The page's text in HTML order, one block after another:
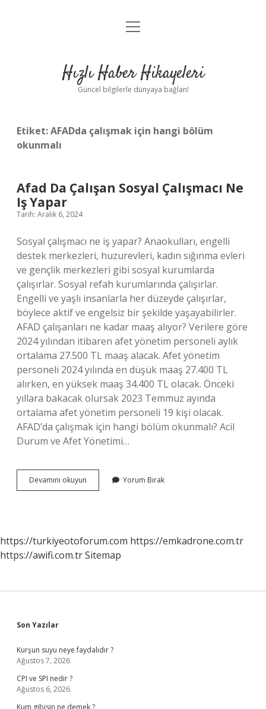
Anasayfa
Yasal Uyarı
menüyü
Hızlı Haber Hikayeleri
Güncel bilgilerle dünyaya bağlan!
Etiket:AFADda çalışmak için hangi bölüm
okunmalı
Afad Da Çalışan Sosyal Çalışmacı Ne
Iş Yapar
Tarih: Aralık 6, 2024
Sosyal çalışmacı ne iş yapar? Anaokulları, engelli
destek merkezleri, huzurevleri, kadın sığınma evleri
ve gençlik merkezleri gibi sosyal kurumlarda
çalışırlar. Sosyal refah kurumlarında çalışırlar.
Engelli ve yaşlı insanlarla her düzeyde çalışırlar,
böylece aktif ve engelsiz bir şekilde yaşayabilirler.
AFAD çalışanları ne kadar maaş alıyor? Verilere göre
2024 yılından itibaren afet yönetim personeli aylık
ortalama 27.500 TL maaş alacak. Afet yönetim
personeli 2024 yılında en düşük maaş 27.400 TL
alırken, en yüksek maaş 34.400 TL olacak. Önceki
yıllara bakacak olursak 2023 Temmuz ayında
ortalama afet yönetim personeli 19 kişi olacak.
AFAD’da çalışmak için hangi bölüm okunmalı? Acil
Durum ve Afet Yönetimi…
Devamını okuyun
Da
Iş
Yapar
Yorum Bırak
https://turkiyeotoforum.com https://emkadrone.com.tr
https://awifi.com.trSitemap
Sidebar
Son Yazılar
Kurşun suyu neye faydalıdır ?
Ağustos 7, 2026
CPI ve SPI nedir ?
Ağustos 6, 2026
Kum gibisin ne demek ?